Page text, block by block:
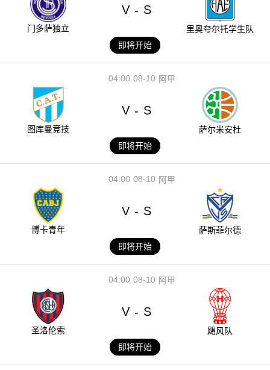
门多萨独立
V - S
里奥夸尔托学生队
即将开始
08-10
04:00 阿甲
图库曼竞技
V - S
萨尔米安杜
即将开始
08-10
04:00 阿甲
博卡青年
V - S
萨斯菲尔德
即将开始
08-10
04:00 阿甲
圣洛伦索
V - S
飓风队
即将开始